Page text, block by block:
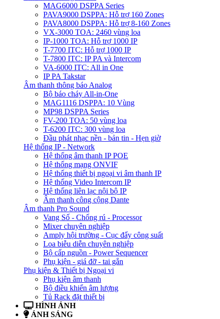
MAG6000 DSPPA Series
PAVA9000 DSPPA: Hỗ trợ 160 Zones
PAVA8000 DSPPA: Hỗ trợ 8-160 Zones
VX-3000 TOA: 2460 vùng loa
IP-1000 TOA: Hỗ trợ 1000 IP
T-7700 ITC: Hỗ trợ 1000 IP
T-7800 ITC: IP PA và Intercom
VA-6000 ITC: All in One
IP PA Takstar
Âm thanh thông báo Analog
Bộ báo cháy All-in-One
MAG1116 DSPPA: 10 Vùng
MP98 DSPPA Series
FV-200 TOA: 50 vùng loa
T-6200 ITC: 300 vùng loa
Đầu phát nhạc nền - bản tin - Hẹn giờ
Hệ thống IP - Network
Hệ thống âm thanh IP POE
Hệ thống mạng ONVIF
Hệ thống thiết bị ngoại vi âm thanh IP
Hệ thống Video Intercom IP
Hệ thống liên lạc nội bộ IP
Âm thanh công cộng Dante
Âm thanh Pro Sound
Vang Số - Chống rú - Processor
Mixer chuyên nghiệp
Amply hội trường - Cục đẩy công suất
Loa biễu diễn chuyên nghiệp
Bộ cấp nguồn - Power Sequencer
Phụ kiện - giá đỡ - tai gắn
Phụ kiện & Thiết bị Ngoại vi
Phụ kiện âm thanh
Bộ điều khiển âm lượng
Tủ Rack đặt thiết bị
HÌNH ẢNH
ÁNH SÁNG